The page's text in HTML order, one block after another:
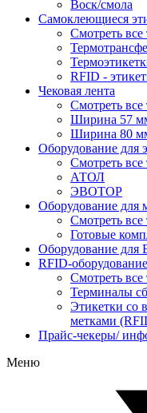
Воск/смола
Самоклеющиеся
Смотреть все
RFID -
Чековая лента
Смотреть все
Ширина 57
Ширина 80
Оборудование для
Смотреть все
АТОЛ
ЭВОТОР
Оборудование для
Смотреть все
Готовые
Оборудование
RFID-оборудование
Смотреть все
Терминалы
Этикетки со
метками
Прайс-чекеры/
Меню